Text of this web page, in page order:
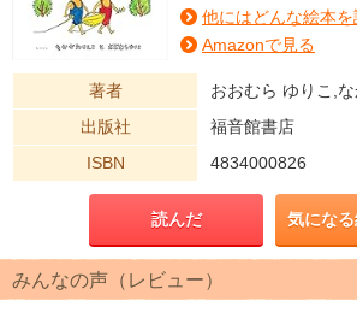
他にはどんな絵本を
Amazonで見る
著者
おおむら ゆりこ,
出版社
福音館書店
ISBN
4834000826
読んだ 気にな
みんなの声（レビュー）